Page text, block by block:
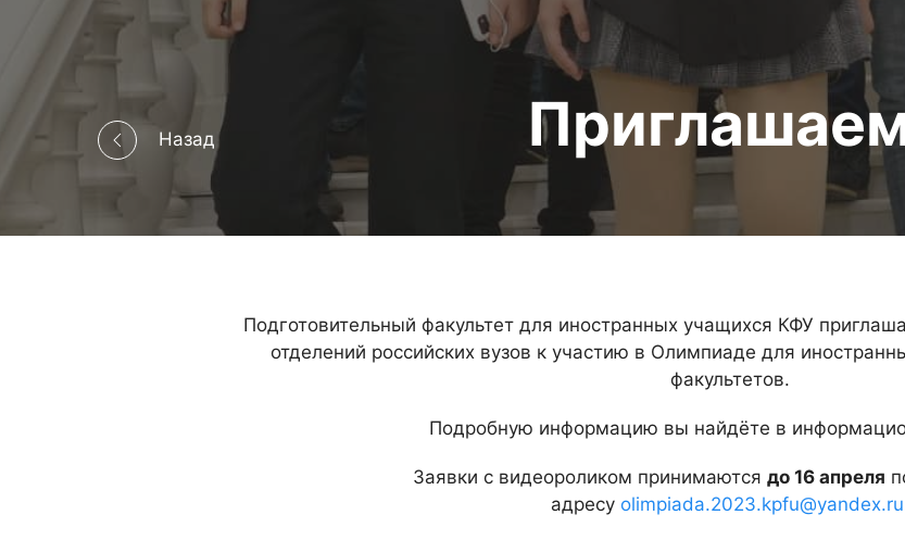
Назад
Подготовительный факультет для иностранных учащихся КФУ
отделений российских вузов к участию в Олимпиаде для
факультетов.
Подробную информацию вы найдёте в
Заявки с видеороликом принимаются до 16 апреля
адресу olimpiada.2023.kpfu@yandex.ru